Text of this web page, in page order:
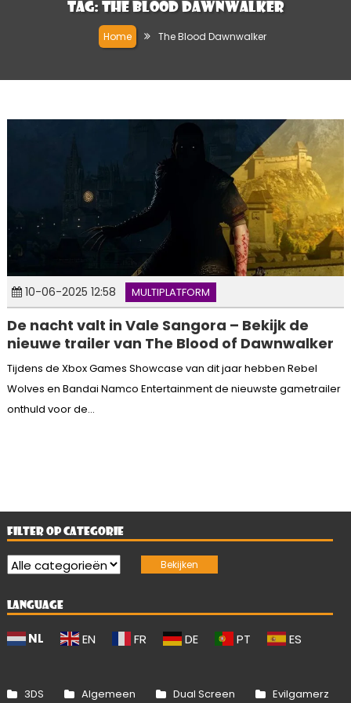
Tag: The Blood Dawnwalker
Home The Blood Dawnwalker
10-06-2025 12:58 MULTIPLATFORM
De nacht valt in Vale Sangora – Bekijk de
nieuwe trailer van The Blood of Dawnwalker
Tijdens de Xbox Games Showcase van dit jaar hebben Rebel
Wolves en Bandai Namco Entertainment de nieuwste gametrailer
onthuld voor de...
FILTER OP CATEGORIE
LANGUAGE
NL EN FR DE PT ES
3DS Algemeen Dual Screen Evilgamerz